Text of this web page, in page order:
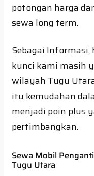
potongan harga
sewa long term.
Sebagai Informasi,
kunci kami masih
wilayah Tugu
itu kemudahan
menjadi poin plus
pertimbangkan.
Sewa Mobil
Tugu Utara